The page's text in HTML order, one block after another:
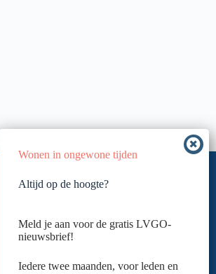
Wonen in ongewone tijden
Altijd op de hoogte?
Meld je aan voor de gratis LVGO-
nieuwsbrief!
Iedere twee maanden, voor leden en